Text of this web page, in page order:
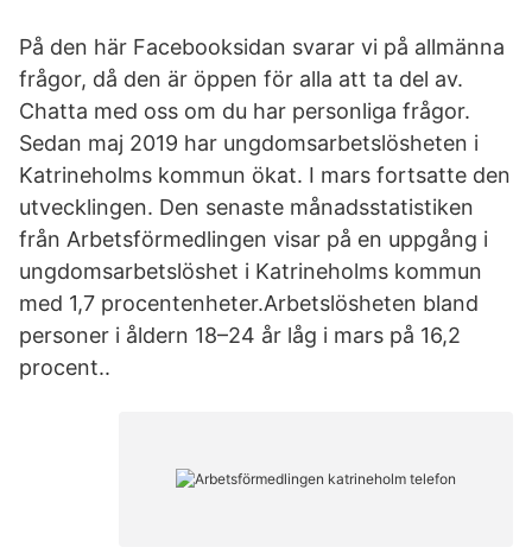
På den här Facebooksidan svarar vi på allmänna
frågor, då den är öppen för alla att ta del av.
Chatta med oss om du har personliga frågor.
Sedan maj 2019 har ungdomsarbetslösheten i
Katrineholms kommun ökat. I mars fortsatte den
utvecklingen. Den senaste månadsstatistiken
från Arbetsförmedlingen visar på en uppgång i
ungdomsarbetslöshet i Katrineholms kommun
med 1,7 procentenheter.Arbetslösheten bland
personer i åldern 18–24 år låg i mars på 16,2
procent..